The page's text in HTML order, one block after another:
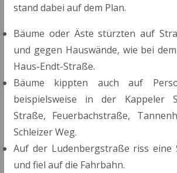
stand dabei auf dem Plan.
Bäume oder Äste stürzten auf
und gegen Hauswände, wie bei
Haus-Endt-Straße.
Bäume kippten auch auf
beispielsweise in der Kappeler
Straße, Feuerbachstraße,
Schleizer Weg.
Auf der Ludenbergstraße riss eine
und fiel auf die Fahrbahn.